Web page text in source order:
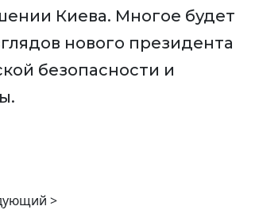
Киева. Многое будет
нового президента
безопасности и
>